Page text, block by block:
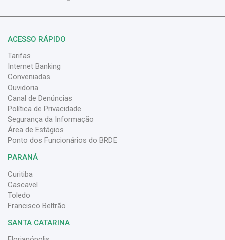
ACESSO RÁPIDO
Tarifas
Internet Banking
Conveniadas
Ouvidoria
Canal de Denúncias
Política de Privacidade
Segurança da Informação
Área de Estágios
Ponto dos Funcionários do BRDE
PARANÁ
Curitiba
Cascavel
Toledo
Francisco Beltrão
SANTA CATARINA